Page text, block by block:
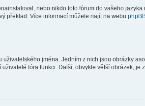
nebo nikdo toto fórum do vašeho
překlad. Více informací můžete najít na webu
jména. Jedním z nich jsou obrázky
fóra funkci. Další, obvykle větší obrázek,